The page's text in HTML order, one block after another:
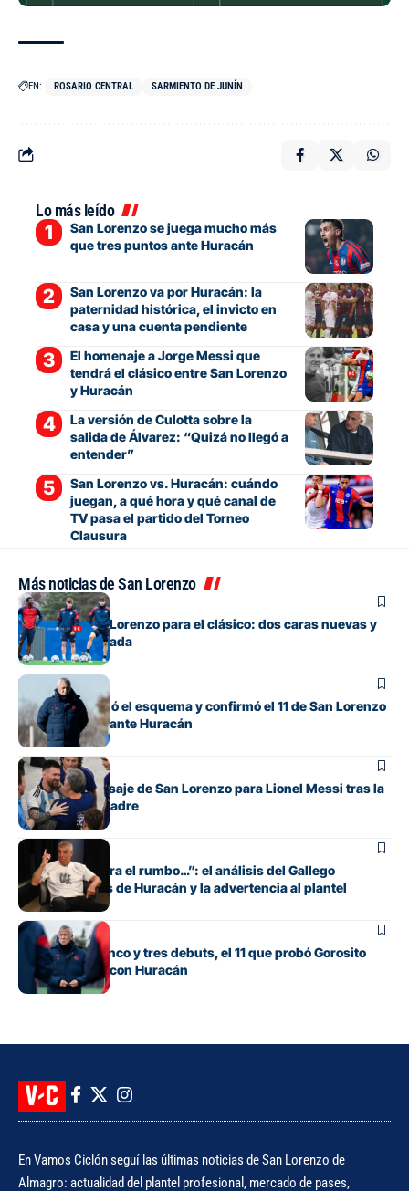
EN: ROSARIO CENTRAL SARMIENTO DE JUNÍN
Lo más leído
San Lorenzo se juega mucho más
que tres puntos ante Huracán
San Lorenzo va por Huracán: la
paternidad histórica, el invicto en
casa y una cuenta pendiente
El homenaje a Jorge Messi que
tendrá el clásico entre San Lorenzo
y Huracán
La versión de Culotta sobre la
salida de Álvarez: “Quizá no llegó a
entender”
San Lorenzo vs. Huracán: cuándo
juegan, a qué hora y qué canal de
TV pasa el partido del Torneo
Clausura
Más noticias de San Lorenzo
Fútbol
La lista de San Lorenzo para el clásico: dos caras nuevas y
una baja esperada
Fútbol
Gorosito cambió el esquema y confirmó el 11 de San Lorenzo
para el clásico ante Huracán
Fútbol
El sentido mensaje de San Lorenzo para Lionel Messi tras la
muerte de su padre
Fútbol
“Si no encuentra el rumbo…”: el análisis del Gallego
González antes de Huracán y la advertencia al plantel
Fútbol
Con línea de cinco y tres debuts, el 11 que probó Gorosito
para el clásico con Huracán
En Vamos Ciclón seguí las últimas noticias de San Lorenzo de
Almagro: actualidad del plantel profesional, mercado de pases,